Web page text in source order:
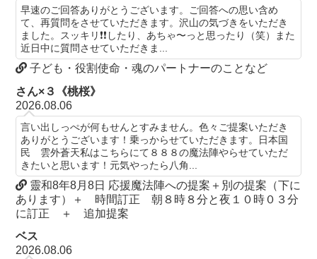
早速のご回答ありがとうございます。ご回答への思い含め
て、再質問をさせていただきます。沢山の気づきをいただき
ました。スッキリ❗️❗️したり、あちゃ〜っと思ったり（笑）また
近日中に質問させていただきま...
子ども・役割使命・魂のパートナーのことなど
さん×３《桃桜》
2026.08.06
言い出しっぺが何もせんとすみません。色々ご提案いただき
ありがとうございます！乗っからせていただきます。日本国
民 雲外蒼天私はこちらにて８８８の魔法陣やらせていただ
きたいと思います！元気やったら八角...
靈和8年8月8日 応援魔法陣への提案＋別の提案（下に
あります）＋ 時間訂正 朝８時８分と夜１０時０３分
に訂正 ＋ 追加提案
ベス
2026.08.06